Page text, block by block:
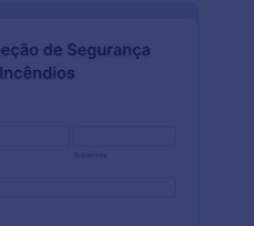
é confidencial. Além
de 100 integrações do